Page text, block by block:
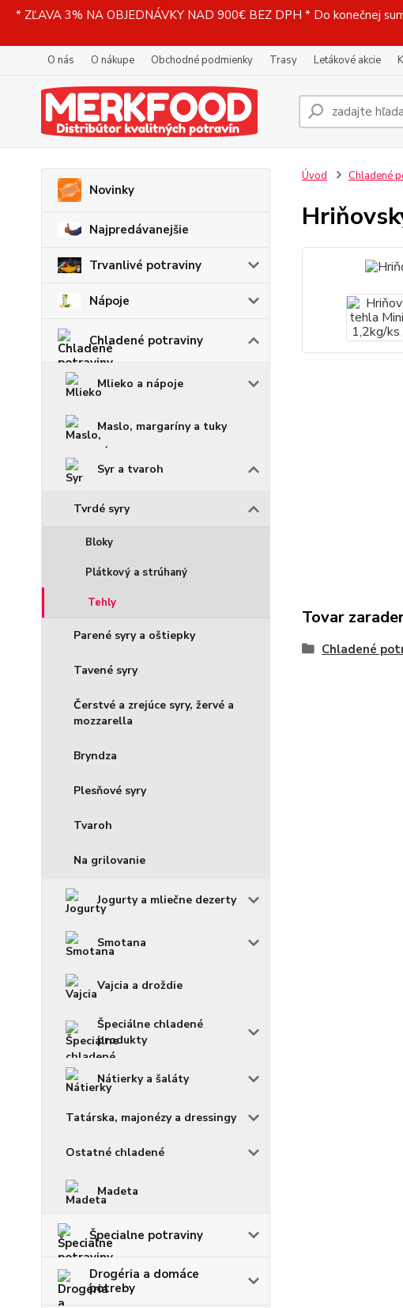
* ZĽAVA 3% NA OBJEDNÁVKY NAD 900€ BEZ DPH * Do konečnej
O nás O nákupe Obchodné podmienky Trasy Letákové akcie
Novinky
Najpredávanejšie
Trvanlivé potraviny
Nápoje
Chladené potraviny
Mlieko a nápoje
Maslo, margaríny a tuky
Syr a tvaroh
Tvrdé syry
Bloky
Plátkový a strúhaný
Tehly
Parené syry a oštiepky
Tavené syry
Čerstvé a zrejúce syry, žervé a
mozzarella
Bryndza
Plesňové syry
Tvaroh
Na grilovanie
Jogurty a mliečne dezerty
Smotana
Vajcia a droždie
Špeciálne chladené
produkty
Nátierky a šaláty
Tatárska, majonézy a dressingy
Ostatné chladené
Madeta
Špecialne potraviny
Drogéria a domáce
potreby
Úvod Chladené
Tovar
Chladené